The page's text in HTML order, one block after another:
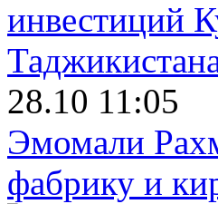
28.10 11:05
Эмомали
фабрику и